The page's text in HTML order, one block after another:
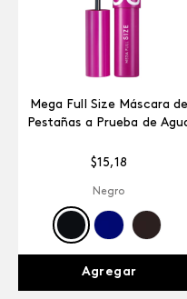
Mega Full Size Máscara de
Pestañas a Prueba de
$15,18
Negro
Agregar